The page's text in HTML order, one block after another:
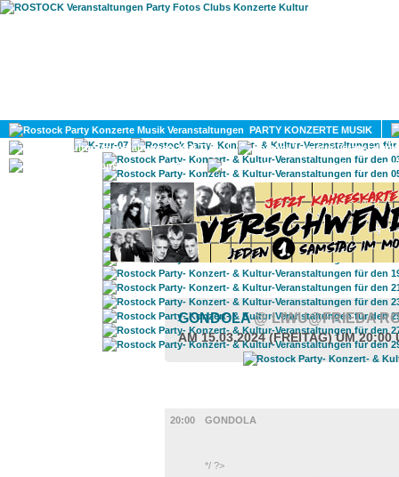
PARTY KONZERTE MUSIK
KULTUR
GAY
GONDOLA@ LIWU@FRIEDA
AM 15.03.2024 (FREITAG) UM 20:00
20:00
GONDOLA
*/ ?>